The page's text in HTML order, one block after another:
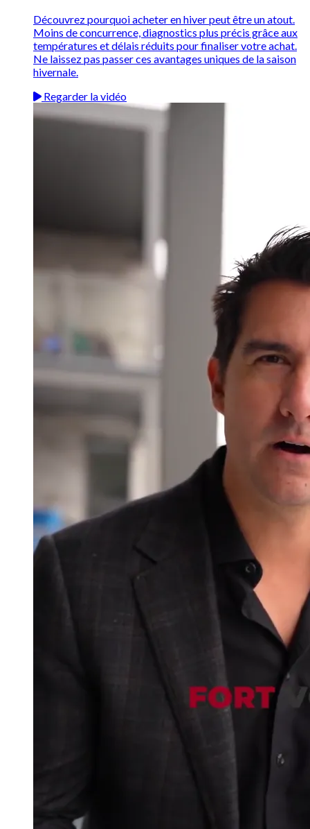
Découvrez pourquoi acheter en hiver peut être un atout.
Moins de concurrence, diagnostics plus précis grâce aux
températures et délais réduits pour finaliser votre achat.
Ne laissez pas passer ces avantages uniques de la saison
hivernale.
Regarder la vidéo